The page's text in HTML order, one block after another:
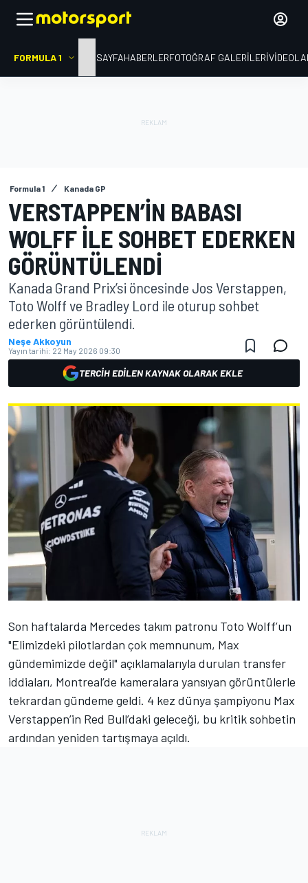
FORMULA 1 ANA SAYFAHABERLERFOTOĞRAF GALERILERI
Formula 1 Kanada GP
VERSTAPPEN’IN BABASI
WOLFF ILE SOHBET EDERKEN
GÖRÜNTÜLENDI
Kanada Grand Prix’si öncesinde Jos Verstappen,
Toto Wolff ve Bradley Lord ile oturup sohbet
ederken görüntülendi.
Neşe Akkoyun
Yayın tarihi: 22 May 2026 09:30
TERCIH EDILEN KAYNAK OLARAK EKLE
Son haftalarda Mercedes takım patronu Toto Wolff’un
"Elimizdeki pilotlardan çok memnunum, Max
gündemimizde değil" açıklamalarıyla durulan transfer
iddiaları, Montreal’de kameralara yansıyan görüntülerle
tekrardan gündeme geldi. 4 kez dünya şampiyonu Max
Verstappen’in Red Bull’daki geleceği, bu kritik sohbetin
ardından yeniden tartışmaya açıldı.